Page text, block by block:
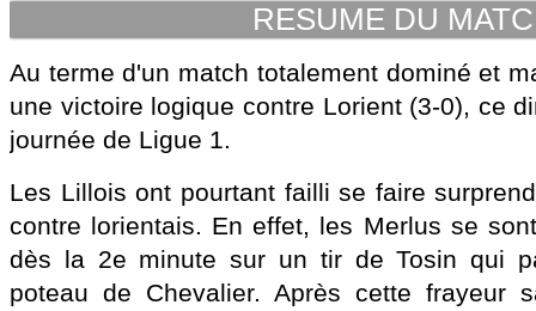
RESUME DU
Au terme d'un match totalement dominé et
une victoire logique contre Lorient (3-0), ce
journée de Ligue 1.
Les Lillois ont pourtant failli se faire
contre lorientais. En effet, les Merlus se
dès la 2e minute sur un tir de Tosin qui
poteau de Chevalier. Après cette frayeur